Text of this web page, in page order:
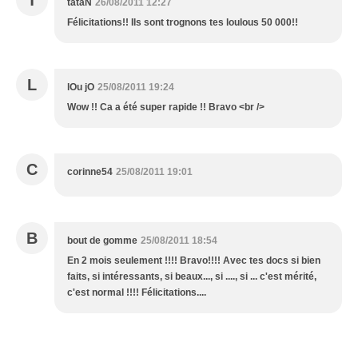
Félicitations!! Ils sont trognons tes loulous 50 000!!
L lOu jO 25/08/2011 19:24
Wow !! Ca a été super rapide !! Bravo <br />
C corinne54 25/08/2011 19:01
B bout de gomme 25/08/2011 18:54
En 2 mois seulement !!!! Bravo!!!! Avec tes docs si bien
faits, si intéressants, si beaux..., si ...., si ... c'est mérité,
c'est normal !!!! Félicitations....